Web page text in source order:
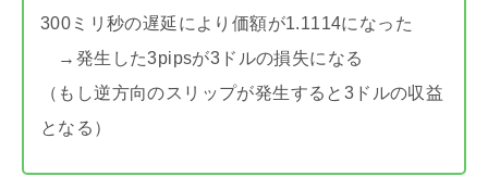
300ミリ秒の遅延により価額が1.1114になった
→発生した3pipsが3ドルの損失になる
（もし逆方向のスリップが発生すると3ドルの収益
となる）